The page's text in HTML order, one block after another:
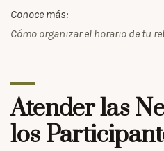
Conoce más:
Cómo organizar el horario de tu
Atender las
los